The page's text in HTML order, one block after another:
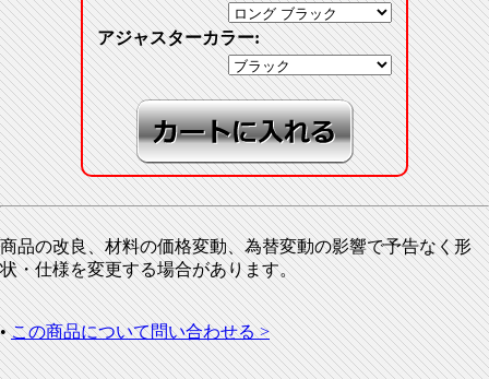
アジャスターカラー:
商品の改良、材料の価格変動、為替変動の影響で予告なく形
状・仕様を変更する場合があります。
•この商品について問い合わせる >